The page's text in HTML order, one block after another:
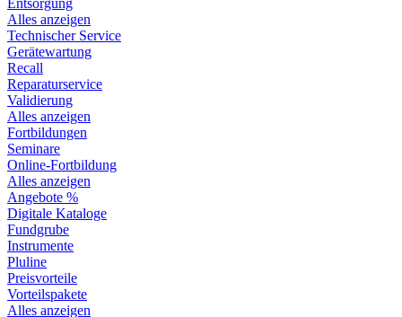
Entsorgung
Alles anzeigen
Technischer Service
Gerätewartung
Recall
Reparaturservice
Validierung
Alles anzeigen
Fortbildungen
Seminare
Online-Fortbildung
Alles anzeigen
Angebote %
Digitale Kataloge
Fundgrube
Instrumente
Pluline
Preisvorteile
Vorteilspakete
Alles anzeigen